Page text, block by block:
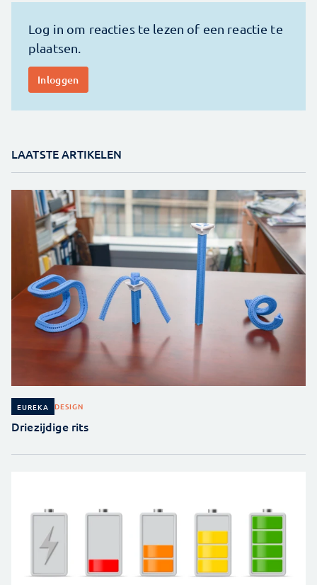
LAATSTE ARTIKELEN
EUREKA DESIGN
Driezijdige rits